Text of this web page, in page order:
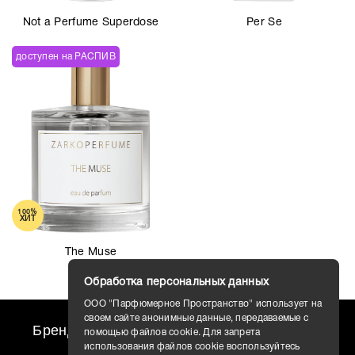
Купить Blanche всего в пару кликов вы сможете в нашем
интернет-магазине парфюмерии.
Not a Perfume Superdose Per Se
доступен на РАСПИВ
100%
ХИТ
The Muse
Бренды travel AROMO
Обработка персональных данных
ООО "Парфюмерное Пространство" использует на
своем сайте анонимные данные, передаваемые с
помощью файлов cookie. Для запрета
использования файлов cookie воспользуйтесь